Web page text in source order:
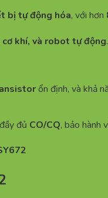
bị tự động hóa, với hơn
khí, và robot tự động.
ổn định, và khả
đủ CO/CQ, bảo hành